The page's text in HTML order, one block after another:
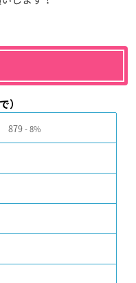
）
879 8%